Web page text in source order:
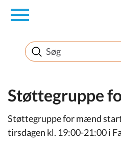
en
Borger
Erhverv
Politik
Støttegruppe
Støttegruppe for mænd
tirsdagen kl. 19:00-21:00 i